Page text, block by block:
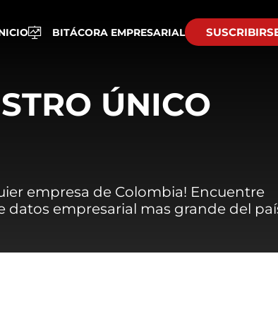
BITÁCORA EMPRESARIAL
ÚNICO
empresa de Colombia! Encuentre
datos empresarial mas grande del